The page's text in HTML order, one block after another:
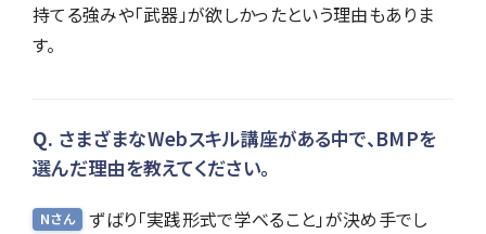
持てる強みや「武器」が欲しかったという理由もありま
す。
さまざまなWebスキル講座がある中で、BMPを
選んだ理由を教えてください。
Nさん
ずばり「実践形式で学べること」が決め手でし